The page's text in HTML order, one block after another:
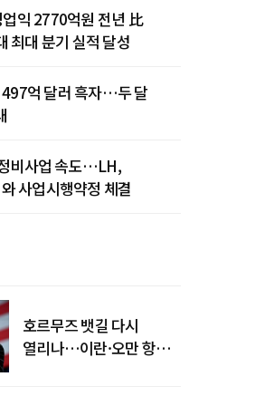
익 2770억원 전년 比
대 분기 실적 달성
억 달러 흑자…두 달
비사업 속도…LH,
사업시행약정 체결
호르무즈 뱃길 다시
열리나…이란·오만 항로